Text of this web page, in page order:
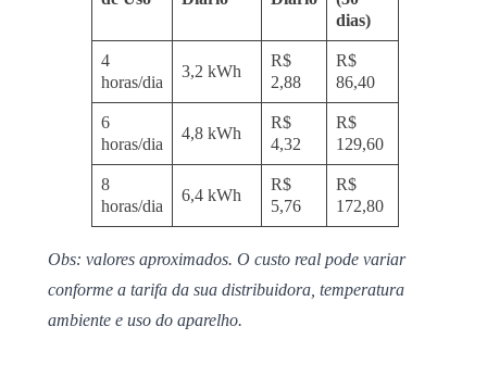
dias)
4
horas/dia
3,2 kWh
R$
2,88
R$
86,40
6
horas/dia
4,8 kWh
R$
4,32
R$
129,60
8
horas/dia
6,4 kWh
R$
5,76
R$
172,80
Obs: valores aproximados. O custo real pode variar
conforme a tarifa da sua distribuidora, temperatura
ambiente e uso do aparelho.